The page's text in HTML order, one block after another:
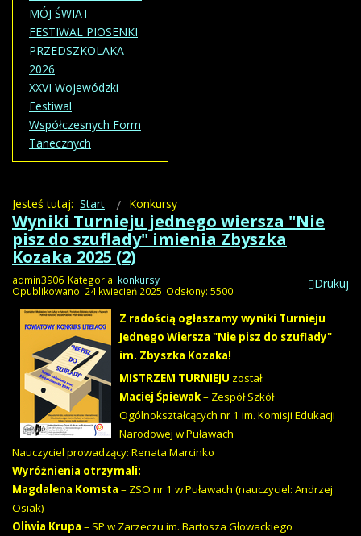
MÓJ ŚWIAT
FESTIWAL PIOSENKI
PRZEDSZKOLAKA
2026
XXVI Wojewódzki
Festiwal
Współczesnych Form
Tanecznych
Jesteś tutaj: Start Konkursy
Wyniki Turnieju jednego wiersza "Nie
pisz do szuflady" imienia Zbyszka
Kozaka 2025 (2)
Drukuj
admin3906 Kategoria: konkursy
Opublikowano: 24 kwiecień 2025 Odsłony: 5500
Z radością ogłaszamy wyniki Turnieju
Jednego Wiersza "Nie pisz do szuflady"
im. Zbyszka Kozaka!
MISTRZEM TURNIEJU został:
Maciej Śpiewak– Zespół Szkół
Ogólnokształcących nr 1 im. Komisji Edukacji
Narodowej w Puławach
Nauczyciel prowadzący: Renata Marcinko
Wyróżnienia otrzymali:
Magdalena Komsta – ZSO nr 1 w Puławach (nauczyciel: Andrzej
Osiak)
Oliwia Krupa – SP w Zarzeczu im. Bartosza Głowackiego